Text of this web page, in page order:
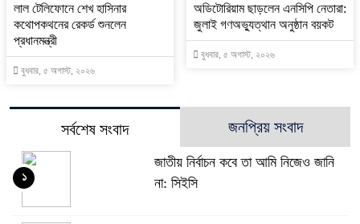
লাল টেলিফোনে শেখ হাসিনার
কথোপকথনের রেকর্ড শুনলেন
প্রধানমন্ত্রী
বুধবার, ৫ অগাস্ট, ২০২৬
অডিটোরিয়াম ছাড়লেন এনসিপি নেতারা:
জুলাই গণঅভ্যুত্থান অনুষ্ঠান বয়কট
বুধবার, ৫ অগাস্ট, ২০২৬
সর্বশেষ সংবাদ জনপ্রিয় সংবাদ
জাতীয় নির্বাচন কবে তা আমি নিজেও জানি
না: সিইসি
১